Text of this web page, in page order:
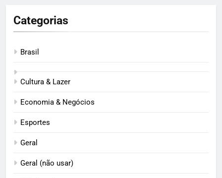
Categorias
Brasil
Cultura & Lazer
Economia & Negócios
Esportes
Geral
Geral (não usar)